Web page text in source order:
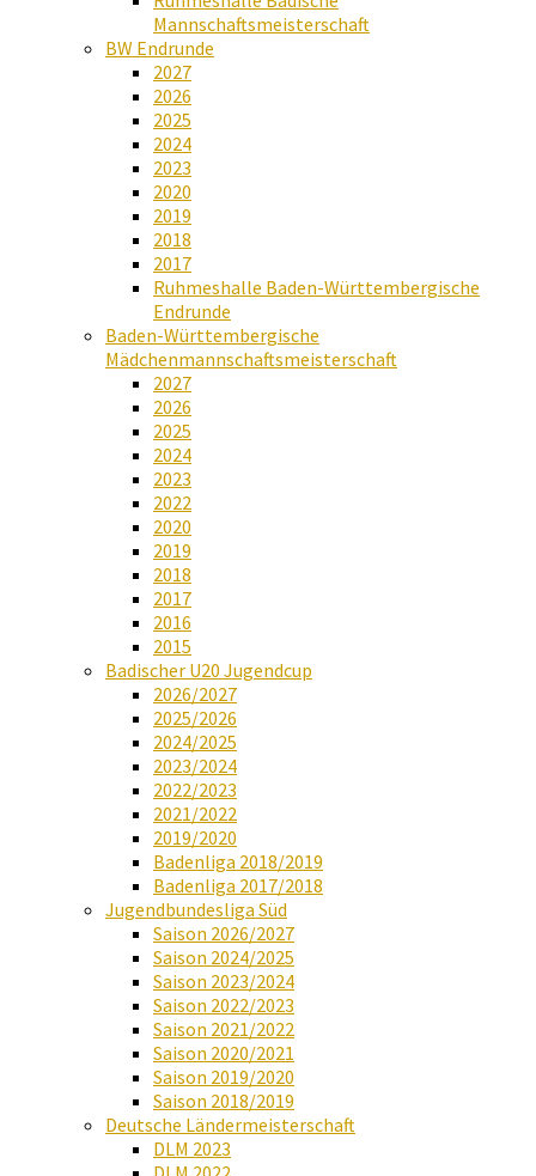
Mannschaftsmeisterschaft
BW Endrunde
2027
2026
2025
2024
2023
2020
2019
2018
2017
Ruhmeshalle Baden-Württembergische
Endrunde
Baden-Württembergische
Mädchenmannschaftsmeisterschaft
2027
2026
2025
2024
2023
2022
2020
2019
2018
2017
2016
2015
Badischer U20 Jugendcup
2026/2027
2025/2026
2024/2025
2023/2024
2022/2023
2021/2022
2019/2020
Badenliga 2018/2019
Badenliga 2017/2018
Jugendbundesliga Süd
Saison 2026/2027
Saison 2024/2025
Saison 2023/2024
Saison 2022/2023
Saison 2021/2022
Saison 2020/2021
Saison 2019/2020
Saison 2018/2019
Deutsche Ländermeisterschaft
DLM 2023